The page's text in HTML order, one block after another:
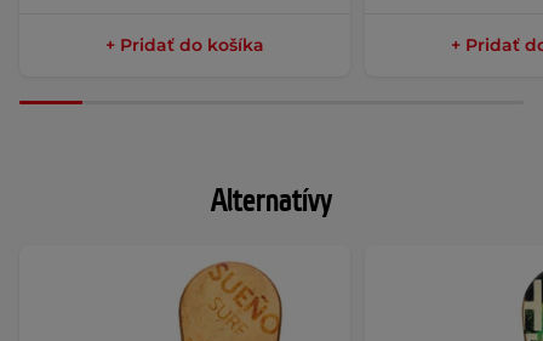
+ Pridať do košíka + Pridať
Alternatívy